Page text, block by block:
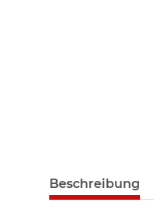
Beschreibung